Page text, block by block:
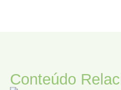
Conteúdo